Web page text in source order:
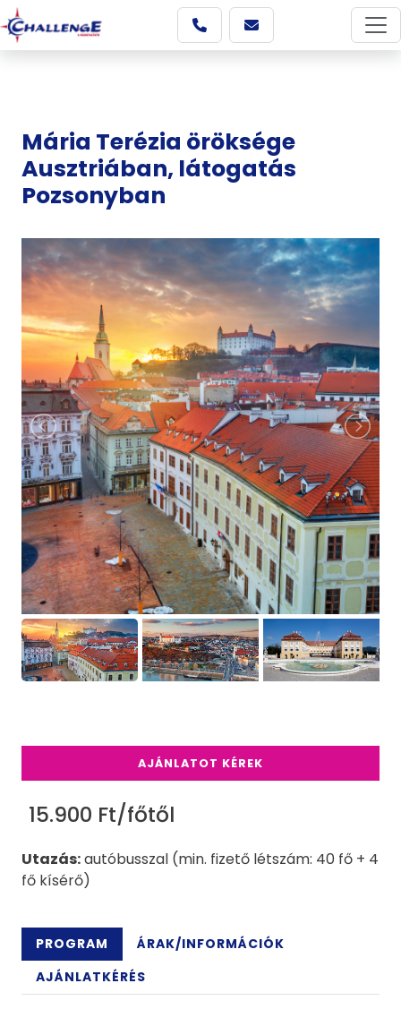
Mária Terézia öröksége
Ausztriában, látogatás
Pozsonyban
Képgaléria
AJÁNLATOT KÉREK
15.900 Ft/főtől
Utazás:autóbusszal (min. fizető létszám: 40 fő + 4
fő kísérő)
PROGRAM
ÁRAK/INFORMÁCIÓK
AJÁNLATKÉRÉS